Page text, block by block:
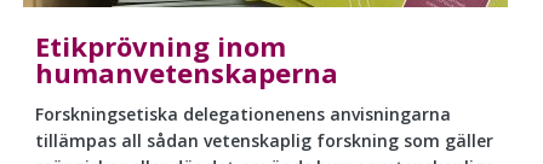
Etikprövning inom
humanvetenskaperna
Forskningsetiska delegationenens anvisningarna
tillämpas all sådan vetenskaplig forskning som gäller